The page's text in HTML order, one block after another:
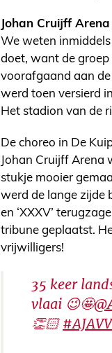
Johan Cruijff
We weten
doet, want de
voorafgaand aan
werd toen versierd
Het stadion van de
De choreo in De
Johan Cruijff Arena
stukje mooier
werd de lange zijde
en ‘XXXV’
tribune geplaatst.
vrijwilligers!
35 keer
vlaai 😉🤩
👏🏻